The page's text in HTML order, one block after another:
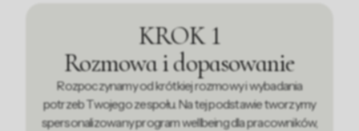
KROK 1
Rozmowa i dopasowanie
Rozpoczynamy od krótkiej rozmowy i wybadania
potrzeb Twojego zespołu. Na tej podstawie tworzymy
spersonalizowany program wellbeing dla pracowników,